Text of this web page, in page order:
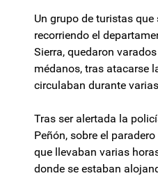
Un grupo de turistas que
recorriendo el
Sierra, quedaron
médanos, tras atacarse
circulaban durante
Tras ser alertada la
Peñón, sobre el
que llevaban varias
donde se estaban